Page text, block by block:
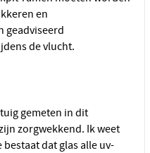
en
geadviseerd
de vlucht.
zorgwekkend. Ik weet
dat glas alle uv-